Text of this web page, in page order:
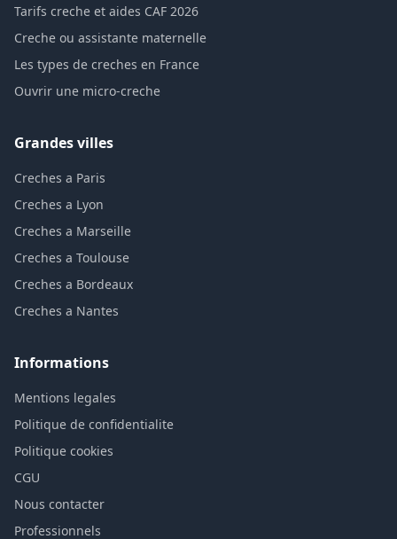
Tarifs creche et aides CAF 2026
Creche ou assistante maternelle
Les types de creches en France
Ouvrir une micro-creche
Grandes villes
Creches a Paris
Creches a Lyon
Creches a Marseille
Creches a Toulouse
Creches a Bordeaux
Creches a Nantes
Informations
Mentions legales
Politique de confidentialite
Politique cookies
CGU
Nous contacter
Professionnels